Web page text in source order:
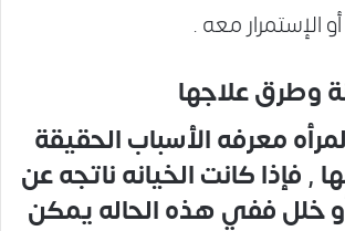
الإستمرار معه .
وطرق علاجها
معرفه الأسباب الحقيقة
, فإذا كانت الخيانه ناتجه عن
خلل ففي هذه الحاله يمكن